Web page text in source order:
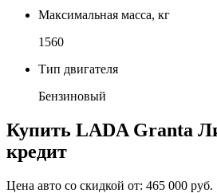
Максимальная масса, кг
1560
Тип двигателя
Бензиновый
Купить LADA Granta
кредит
Цена авто со скидкой от: 465 000 руб.